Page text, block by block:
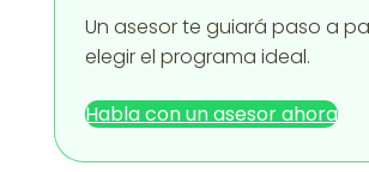
Un asesor te guiará paso a
elegir el programa ideal.
Habla con un asesor ahora